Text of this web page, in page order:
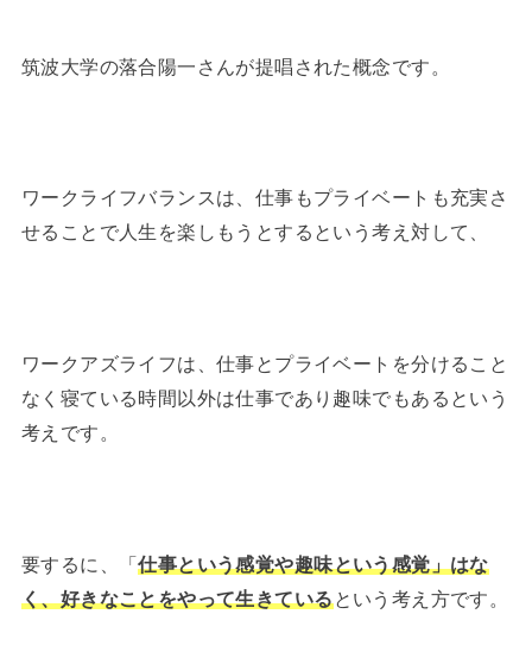
筑波大学の落合陽一さんが提唱された概念です。
ワークライフバランスは、仕事もプライベートも充実さ
せることで人生を楽しもうとするという考え対して、
ワークアズライフは、仕事とプライベートを分けること
なく寝ている時間以外は仕事であり趣味でもあるという
考えです。
要するに、「仕事という感覚や趣味という感覚」はな
く、好きなことをやって生きているという考え方です。